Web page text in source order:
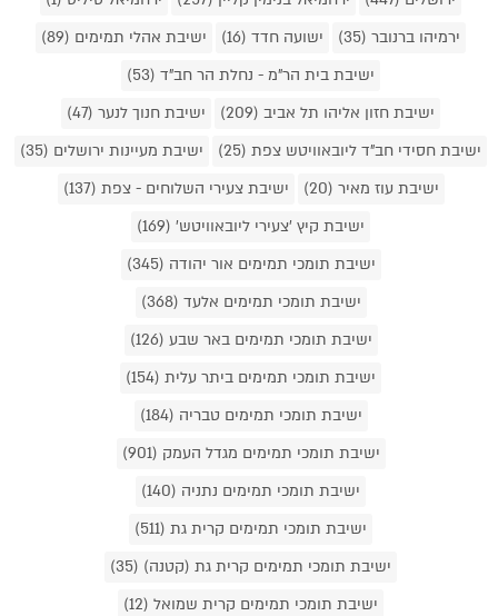
ירמיהו ברנובר (35)
ישועה חדד (16)
ישיבת אהלי תמימים (89)
ישיבת בית הר"מ - נחלת הר חב"ד (53)
ישיבת חזון אליהו תל אביב (209)
ישיבת חנוך לנער (47)
ישיבת חסידי חב"ד ליובאוויטש צפת (25)
ישיבת מעיינות ירושלים (35)
ישיבת עוז מאיר (20)
ישיבת צעירי השלוחים - צפת (137)
ישיבת קיץ 'צעירי ליובאוויטש' (169)
ישיבת תומכי תמימים אור יהודה (345)
ישיבת תומכי תמימים אלעד (368)
ישיבת תומכי תמימים באר שבע (126)
ישיבת תומכי תמימים ביתר עלית (154)
ישיבת תומכי תמימים טבריה (184)
ישיבת תומכי תמימים מגדל העמק (901)
ישיבת תומכי תמימים נתניה (140)
ישיבת תומכי תמימים קרית גת (511)
ישיבת תומכי תמימים קרית גת (קטנה) (35)
ישיבת תומכי תמימים קרית שמואל (12)